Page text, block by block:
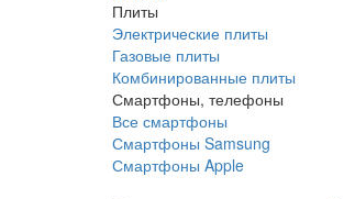
Плиты
Электрические плиты
Газовые плиты
Комбинированные плиты
Смартфоны, телефоны
Все смартфоны
Смартфоны Samsung
Смартфоны Apple